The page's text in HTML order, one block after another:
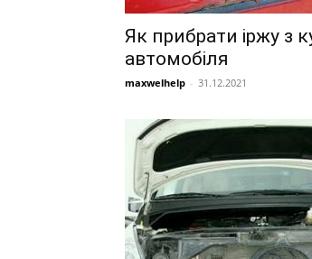
Як прибрати іржу з
автомобіля
maxwelhelp - 31.12.2021